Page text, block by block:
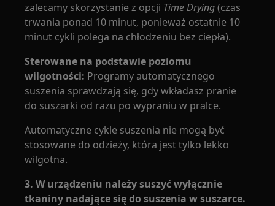
zalecamy skorzystanie z opcji Time Drying(czas
trwania ponad 10 minut, ponieważ ostatnie 10
minut cykli polega na chłodzeniu bez ciepła).
Sterowane na podstawie poziomu
wilgotności: Programy automatycznego
suszenia sprawdzają się, gdy wkładasz pranie
do suszarki od razu po wypraniu w pralce.
Automatyczne cykle suszenia nie mogą być
stosowane do odzieży, która jest tylko lekko
wilgotna.
3. W urządzeniu należy suszyć wyłącznie
tkaniny nadające się do suszenia w suszarce.